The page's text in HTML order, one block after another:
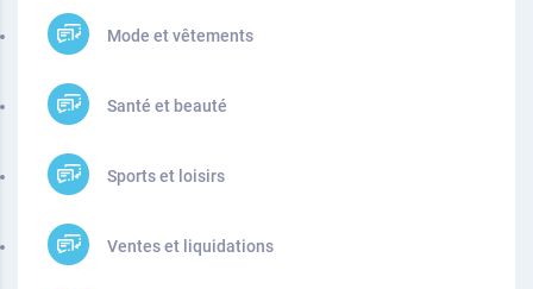
Mode et vêtements
Santé et beauté
Sports et loisirs
Ventes et liquidations